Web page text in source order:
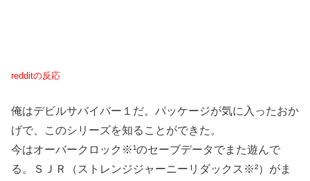
redditの反応
俺はデビルサバイバー１だ。パッケージが気に入ったおか
げで、このシリーズを知ることができた。
今はオーバークロック※¹のセーブデータでまた遊んで
る。ＳＪＲ（ストレンジジャーニーリダックス※²）がま